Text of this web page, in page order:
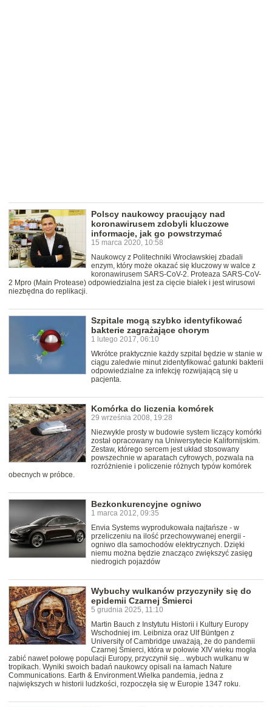
Polscy naukowcy pracujący nad
koronawirusem zdobyli kluczowe
informacje, jak go powstrzymać
15 marca 2020, 10:58
Naukowcy z Politechniki Wrocławskiej zbadali
enzym, który może okazać się kluczowy w walce z
koronawirusem SARS-CoV-2. Proteaza SARS-CoV-
2 Mpro (Main Protease) odpowiedzialna jest za cięcie białek i jest wirusowi
niezbędna do replikacji.
Szpitale mogą szybko identyfikować
bakterie zagrażające chorym
1 lutego 2017, 06:10
Wkrótce praktycznie każdy szpital będzie w stanie w
ciągu zaledwie minut zidentyfikować gatunki bakterii
odpowiedzialne za infekcję rozwijającą się u
pacjenta.
Komórka do liczenia komórek
29 września 2008, 19:28
Niezwykle prosty w budowie system liczący komórki
został opracowany na Uniwersytecie Kalifornijskim.
Zestaw, którego sercem jest układ stosowany
powszechnie w aparatach cyfrowych, pozwala na
rozróżnienie i policzenie różnych typów komórek
obecnych w próbce.
Bezkonkurencyjne ogniwo
1 marca 2012, 09:35
Envia Systems wyprodukowała najtańsze - w
przeliczeniu na ilość przechowywanej energii -
ogniwo dla samochodów elektrycznych. Dzięki
niemu można będzie znacząco zwiększyć zasięg
niedrogich pojazdów
Wybuchy wulkanów przyczyniły się do
epidemii Czarnej Śmierci
5 grudnia 2025, 11:10
Martin Bauch z Instytutu Historii i Kultury Europy
Wschodniej im. Leibniza oraz Ulf Büntgen z
University of Cambridge uważają, że do pandemii
Czarnej Śmierci, która w połowie XIV wieku mogła
zabić nawet połowę populacji Europy, przyczynił się... wybuch wulkanu w
tropikach. Wyniki swoich badań naukowcy opisali na łamach Nature
Communications. Earth & Environment.Wielka pandemia, jedna z
największych w historii ludzkości, rozpoczęła się w Europie 1347 roku.